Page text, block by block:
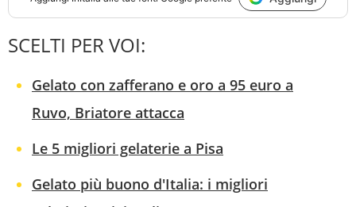
SCELTI PER VOI:
Gelato con zafferano e oro a 95 euro a
Ruvo, Briatore attacca
Le 5 migliori gelaterie a Pisa
Gelato più buono d'Italia: i migliori